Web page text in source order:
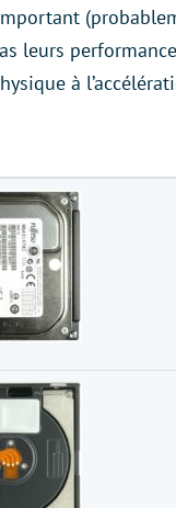
leurs
à